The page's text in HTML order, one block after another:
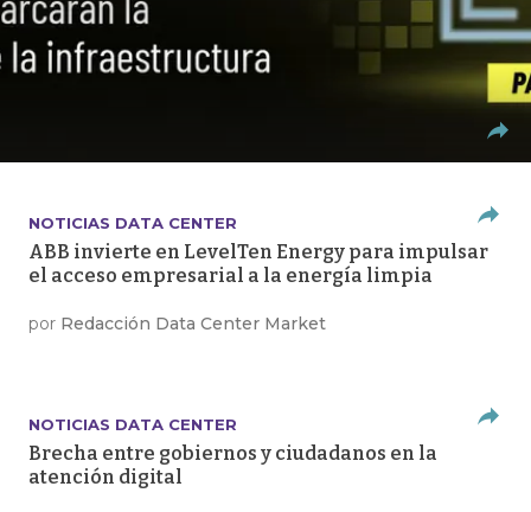
NOTICIAS DATA CENTER
ABB invierte en LevelTen Energy para impulsar
el acceso empresarial a la energía limpia
por Redacción Data Center Market
NOTICIAS DATA CENTER
Brecha entre gobiernos y ciudadanos en la
atención digital